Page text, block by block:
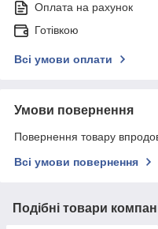
Оплата на рахунок
Готівкою
Всі умови оплати
Умови повернення
Повернення товару
Всі умови повернення
Подібні товари